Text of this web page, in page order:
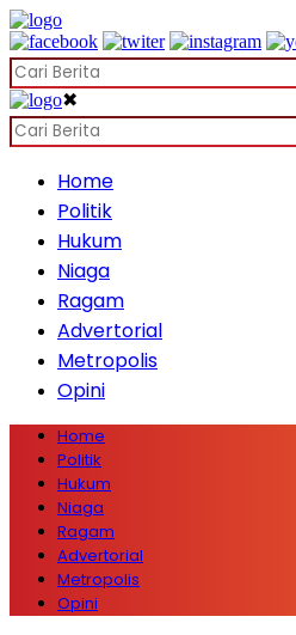
✖
Home
Politik
Hukum
Niaga
Ragam
Advertorial
Metropolis
Opini
Home
Politik
Hukum
Niaga
Ragam
Advertorial
Metropolis
Opini